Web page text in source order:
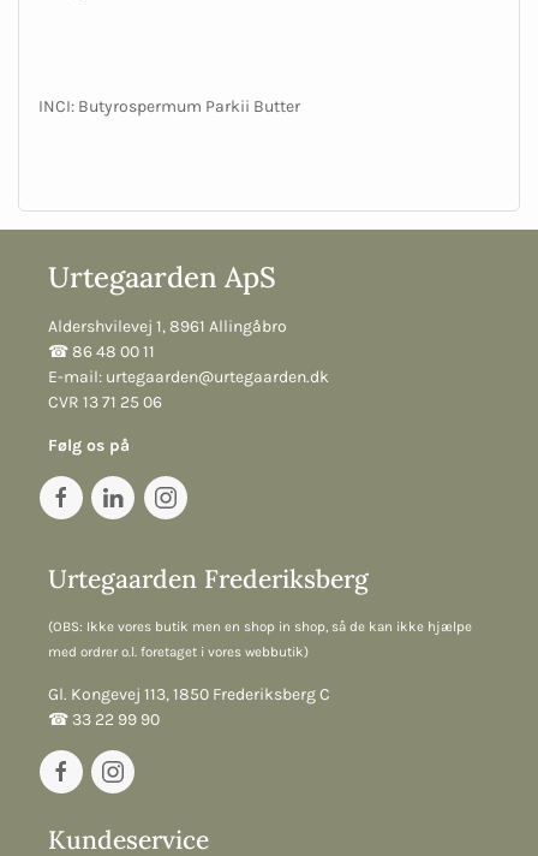
INCI: Butyrospermum Parkii Butter
Urtegaarden ApS
Aldershvilevej 1, 8961 Allingåbro
☎︎ 86 48 00 11
E-mail: urtegaarden@urtegaarden.dk
CVR 13 71 25 06
Følg os på
Urtegaarden Frederiksberg
(OBS: Ikke vores butik men en shop in shop, så de kan ikke hjælpe
med ordrer o.l. foretaget i vores webbutik)
Gl. Kongevej 113, 1850 Frederiksberg C
☎︎ 33 22 99 90
Kundeservice